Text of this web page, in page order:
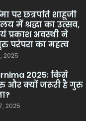
पर छत्रपति शाहूजी
में श्रद्धा का उत्सव,
प्रकाश अवस्थी ने
परंपरा का महत्व
2025
2025: किसे
और क्यों जरूरी है गुरु
2025